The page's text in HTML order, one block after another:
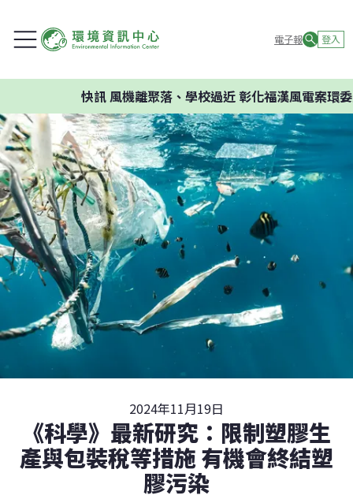
電子報 登入
風機離聚落、學校過近 彰化福漢風電案環委建議
2024年11月19日
《科學》最新研究：限制塑膠生
產與包裝稅等措施 有機會終結塑
膠污染